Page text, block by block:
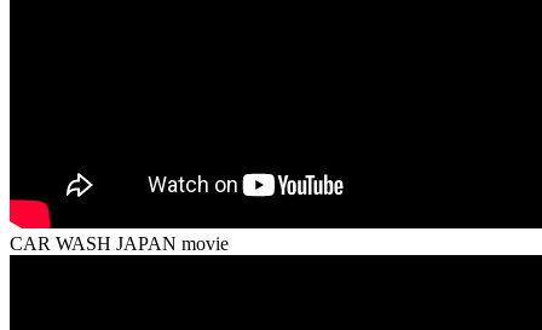
CAR WASH JAPAN movie